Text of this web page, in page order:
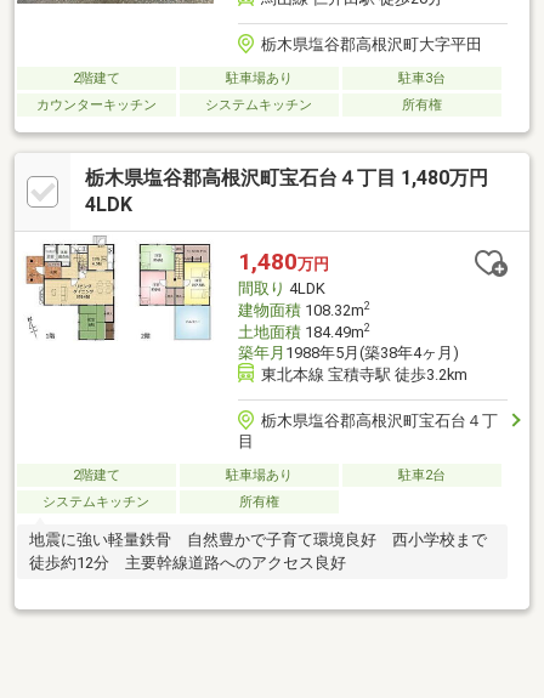
栃木県塩谷郡高根沢町大字平田
2階建て 駐車場あり
駐車3台
カウンターキッチン
システムキッチン 所有権
栃木県塩谷郡高根沢町宝石台４丁目 1,480万円
4LDK
1,480万円
間取り 4LDK
建物面積108.32m2
土地面積184.49m2
築年月 1988年5月(築38年4ヶ月)
東北本線 宝積寺駅 徒歩3.2km
栃木県塩谷郡高根沢町宝石台４丁
目
2階建て 駐車場あり
駐車2台
システムキッチン
所有権
地震に強い軽量鉄骨 自然豊かで子育て環境良好 西小学校まで
徒歩約12分 主要幹線道路へのアクセス良好